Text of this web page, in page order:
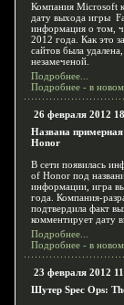
Компания Microsoft
дату выхода игры
информация о том,
2012 года. Как это
сайтов была
незамеченой.
Подробнее...
Подробнее - в новом
26 февраля 2012
Названа
Honor
В сети появилась
of Honor под
информации, игра
года. Компания-
подтвердила факт
комментирует дату
Подробнее...
Подробнее - в новом
23 февраля 2012
Шутер Spec Ops: